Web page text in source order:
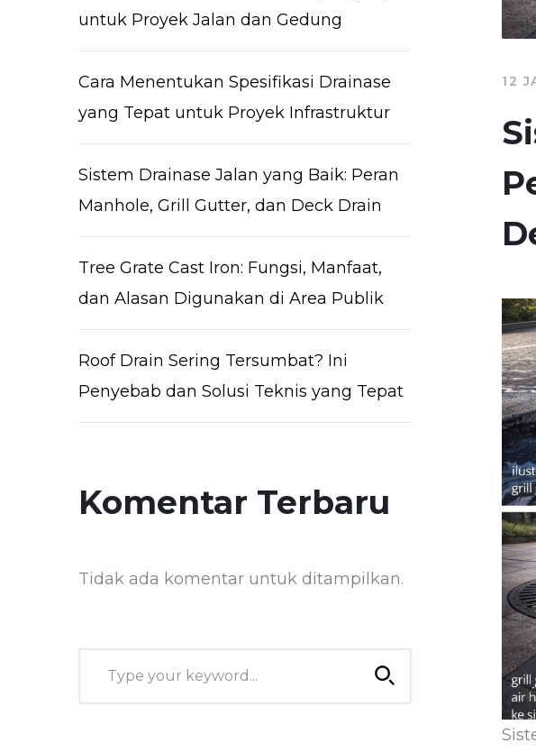
12
untuk Proyek Jalan dan Gedung
Cara Menentukan Spesifikasi Drainase
yang Tepat untuk Proyek Infrastruktur
Sistem Drainase Jalan yang Baik: Peran
Manhole, Grill Gutter, dan Deck Drain
Tree Grate Cast Iron: Fungsi, Manfaat,
dan Alasan Digunakan di Area Publik
Roof Drain Sering Tersumbat? Ini
Penyebab dan Solusi Teknis yang Tepat
Komentar Terbaru
Tidak ada komentar untuk ditampilkan.